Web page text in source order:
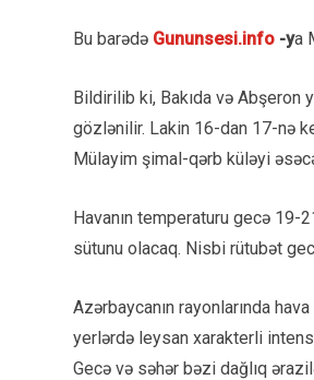
Bu barədə Gununsesi.info -ya
Bildirilib ki, Bakıda və Abşeron
gözlənilir. Lakin 16-dan 17-nə
Mülayim şimal-qərb küləyi
Havanın temperaturu gecə
sütunu olacaq. Nisbi rütubət
Azərbaycanın rayonlarında
yerlərdə leysan xarakterli
Gecə və səhər bəzi dağlıq